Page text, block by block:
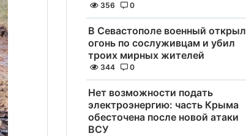
356 0
В Севастополе военный открыл
огонь по сослуживцам и убил
троих мирных жителей
344 0
Нет возможности подать
электроэнергию: часть Крыма
обесточена после новой атаки
ВСУ